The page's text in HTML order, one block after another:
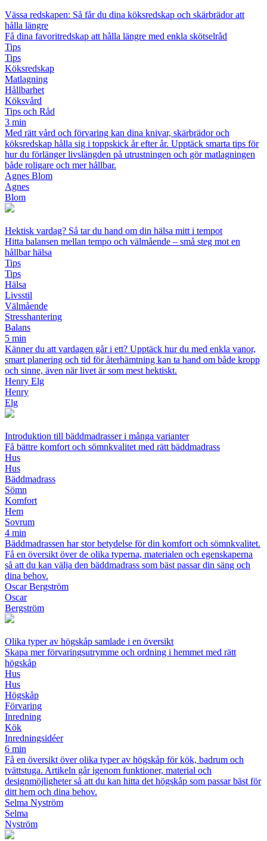
Vässa redskapen: Så får du dina köksredskap och skärbrädor att
hålla längre
Få dina favoritredskap att hålla längre med enkla skötselråd
Tips
Tips
Köksredskap
Matlagning
Hållbarhet
Köksvård
Tips och Råd
3 min
Med rätt vård och förvaring kan dina knivar, skärbrädor och
köksredskap hålla sig i toppskick år efter år. Upptäck smarta tips för
hur du förlänger livslängden på utrustningen och gör matlagningen
både roligare och mer hållbar.
Agnes Blom
Agnes
Blom
Hektisk vardag? Så tar du hand om din hälsa mitt i tempot
Hitta balansen mellan tempo och välmående – små steg mot en
hållbar hälsa
Tips
Tips
Hälsa
Livsstil
Välmående
Stresshantering
Balans
5 min
Känner du att vardagen går i ett? Upptäck hur du med enkla vanor,
smart planering och tid för återhämtning kan ta hand om både kropp
och sinne, även när livet är som mest hektiskt.
Henry Elg
Henry
Elg
Introduktion till bäddmadrasser i många varianter
Få bättre komfort och sömnkvalitet med rätt bäddmadrass
Hus
Hus
Bäddmadrass
Sömn
Komfort
Hem
Sovrum
4 min
Bäddmadrassen har stor betydelse för din komfort och sömnkvalitet.
Få en översikt över de olika typerna, materialen och egenskaperna
så att du kan välja den bäddmadrass som bäst passar din säng och
dina behov.
Oscar Bergström
Oscar
Bergström
Olika typer av högskåp samlade i en översikt
Skapa mer förvaringsutrymme och ordning i hemmet med rätt
högskåp
Hus
Hus
Högskåp
Förvaring
Inredning
Kök
Inredningsidéer
6 min
Få en översikt över olika typer av högskåp för kök, badrum och
tvättstuga. Artikeln går igenom funktioner, material och
designmöjligheter så att du kan hitta det högskåp som passar bäst för
ditt hem och dina behov.
Selma Nyström
Selma
Nyström